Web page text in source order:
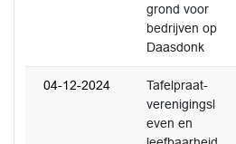
grond voor
bedrijven op
Daasdonk
04-12-2024
Tafelpraat-
verenigingsl
even en